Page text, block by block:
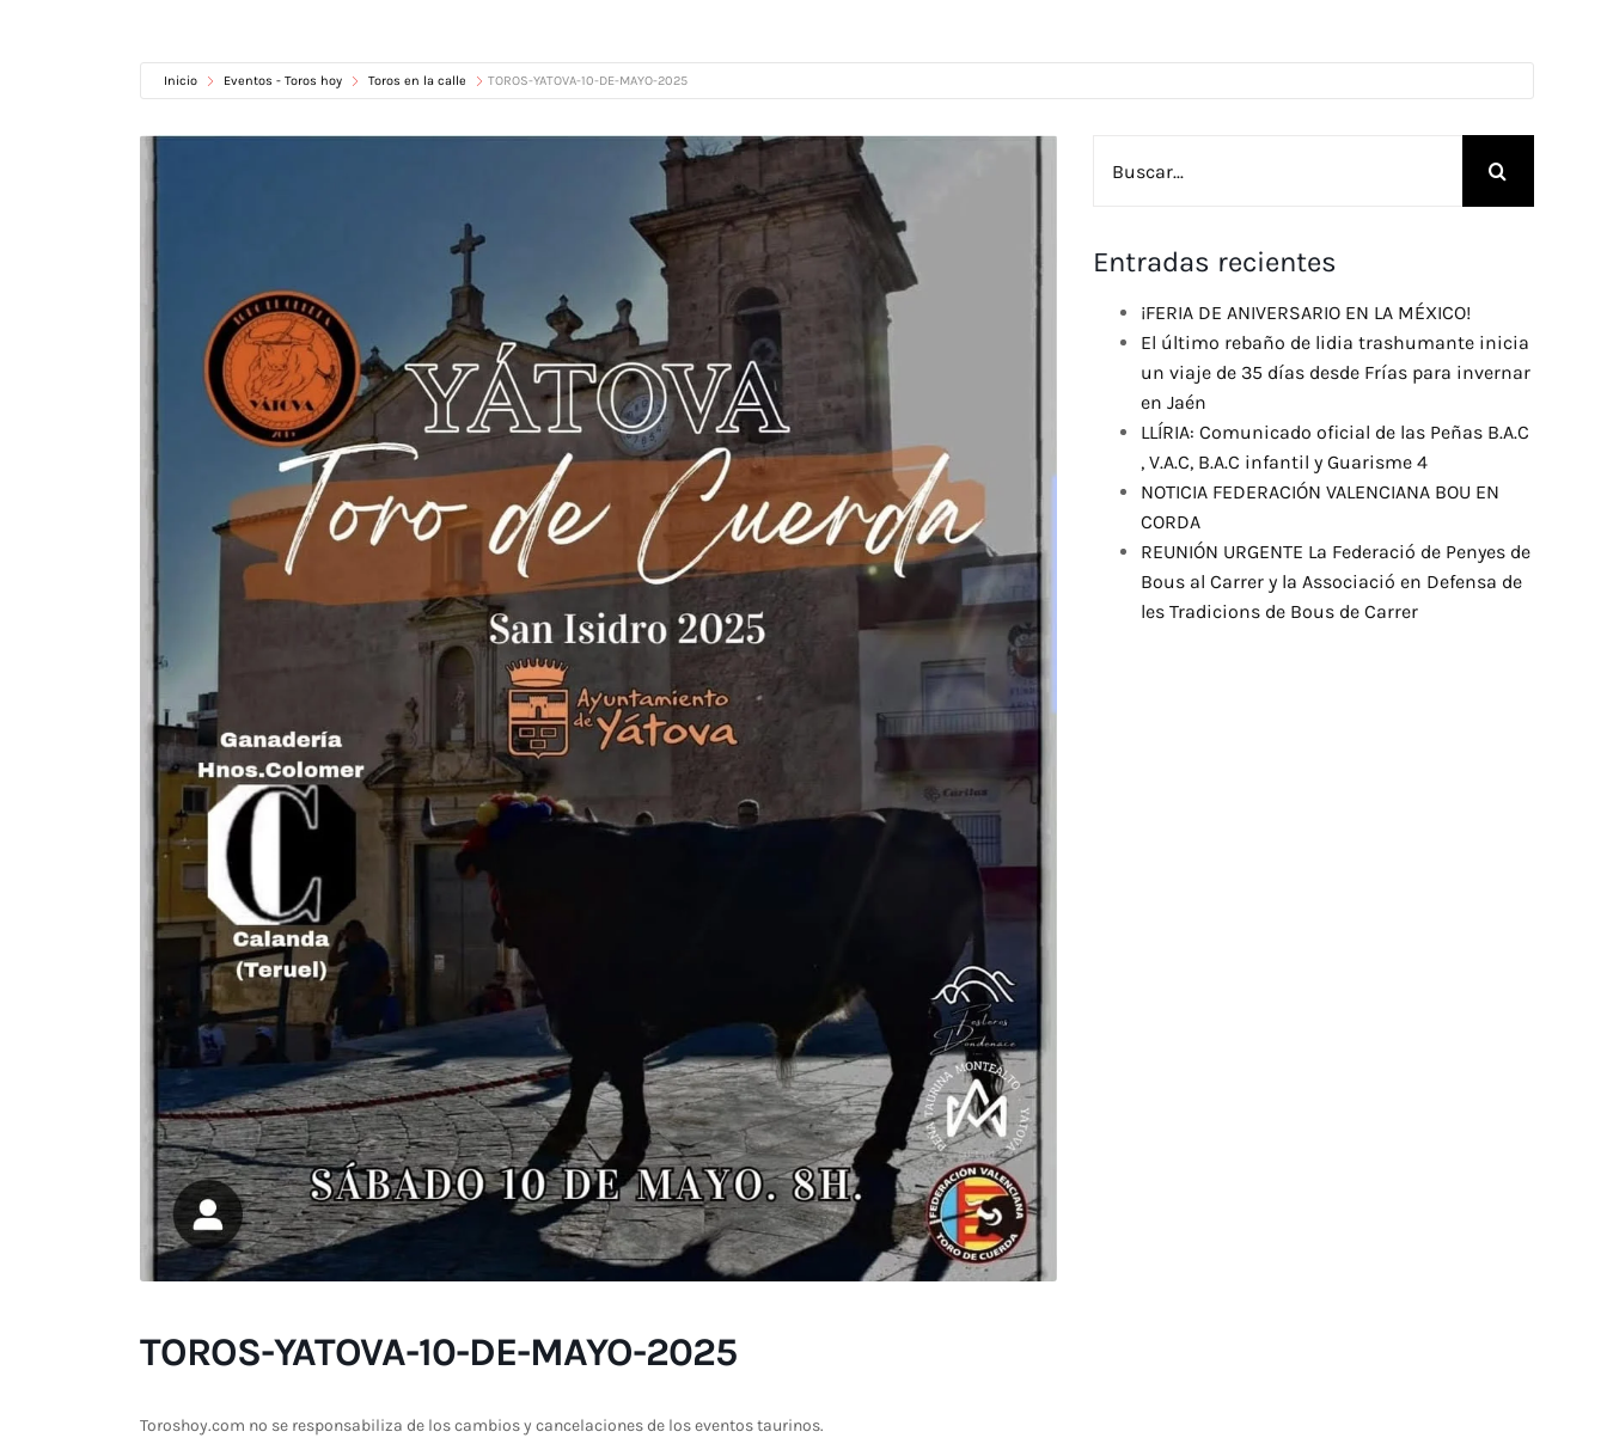
Inicio Eventos - Toros hoy Toros en la calle TOROS-YATOVA-10-DE-MAYO-2025
TOROS-YATOVA-10-DE-MAYO-2025
Toroshoy.com no se responsabiliza de los cambios y cancelaciones de los eventos taurinos.
Entradas recientes
¡FERIA DE ANIVERSARIO EN LA MÉXICO!
El último rebaño de lidia trashumante inicia
un viaje de 35 días desde Frías para invernar
en Jaén
LLÍRIA: Comunicado oficial de las Peñas B.A.C
, V.A.C, B.A.C infantil y Guarisme 4
NOTICIA FEDERACIÓN VALENCIANA BOU EN
CORDA
REUNIÓN URGENTE La Federació de Penyes de
Bous al Carrer y la Associació en Defensa de
les Tradicions de Bous de Carrer